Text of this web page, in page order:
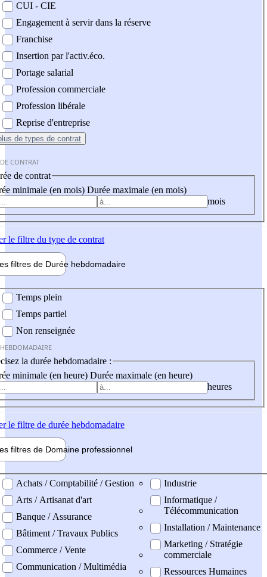
CUI - CIE
Engagement à servir dans la réserve
Franchise
Insertion par l'activ.éco.
Portage salarial
Profession commerciale
Profession libérale
Reprise d'entreprise
de types de contrat
CONTRAT
de contrat
minimale (en mois) Durée maximale (en mois)
mois
le filtre du type de contrat
filtres de Durée hebdomadaire
Temps plein
Temps partiel
Non renseignée
la durée hebdomadaire :
minimale (en heure) Durée maximale (en heure)
heures
le filtre de durée hebdomadaire
filtres de Domaine professionnel
professionel
Achats / Comptabilité / Gestion
Arts / Artisanat d'art
Banque / Assurance
Bâtiment / Travaux Publics
Commerce / Vente
Communication / Multimédia
Industrie
Informatique /
Télécommunication
Installation / Maintenance
Marketing / Stratégie
commerciale
Ressources Humaines